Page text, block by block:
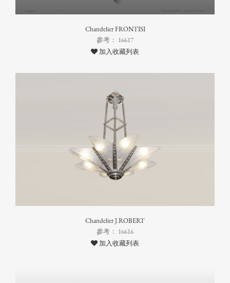
Chandelier FRONTISI
參考： 16617
加入收藏列表
Chandelier J.ROBERT
參考： 16616
加入收藏列表